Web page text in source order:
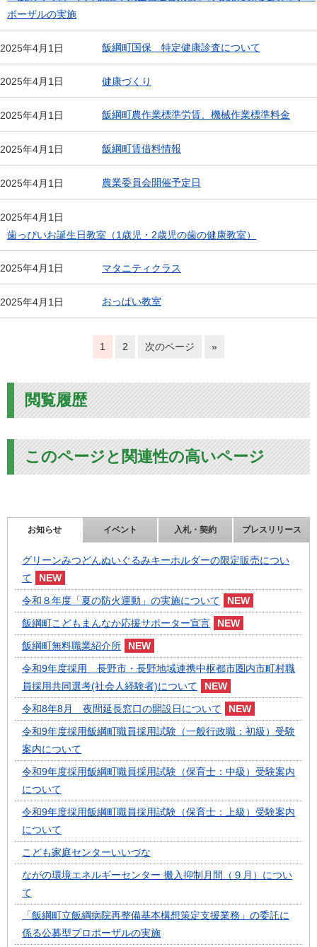
ポーザルの実施
2025年4月1日 飯綱町国保 特定健康診査について
2025年4月1日 健康づくり
2025年4月1日 飯綱町農作業標準労賃、機械作業標準料金
2025年4月1日 飯綱町賃借料情報
2025年4月1日 農業委員会開催予定日
2025年4月1日
歯っぴいお誕生日教室（1歳児・2歳児の歯の健康教室）
2025年4月1日 マタニティクラス
2025年4月1日 おっぱい教室
1 2 次のページ »
閲覧履歴
このページと関連性の高いページ
お知らせ イベント 入札・契約 プレスリリース
グリーンみつどんぬいぐるみキーホルダーの限定販売につい
て
令和８年度「夏の防火運動」の実施について
飯綱町こどもまんなか応援サポーター宣言
飯綱町無料職業紹介所
令和9年度採用 長野市・長野地域連携中枢都市圏内市町村職
員採用共同選考(社会人経験者)について
令和8年8月 夜間延長窓口の開設日について
令和9年度採用飯綱町職員採用試験（一般行政職：初級）受験
案内について
令和9年度採用飯綱町職員採用試験（保育士：中級）受験案内
について
令和9年度採用飯綱町職員採用試験（保育士：上級）受験案内
について
こども家庭センターいいづな
ながの環境エネルギーセンター 搬入抑制月間（９月）につい
て
「飯綱町立飯綱病院再整備基本構想策定支援業務」の委託に
係る公募型プロポーザルの実施